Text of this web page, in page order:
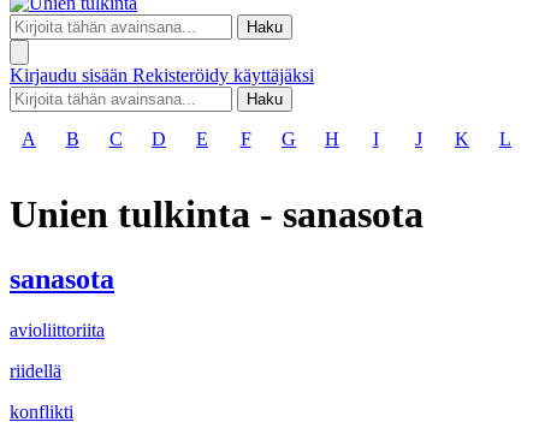
Haku
Kirjaudu sisään Rekisteröidy käyttäjäksi
Haku
A B C D E F G H I J K L
Unien tulkinta - sanasota
sanasota
avioliittoriita
riidellä
konflikti